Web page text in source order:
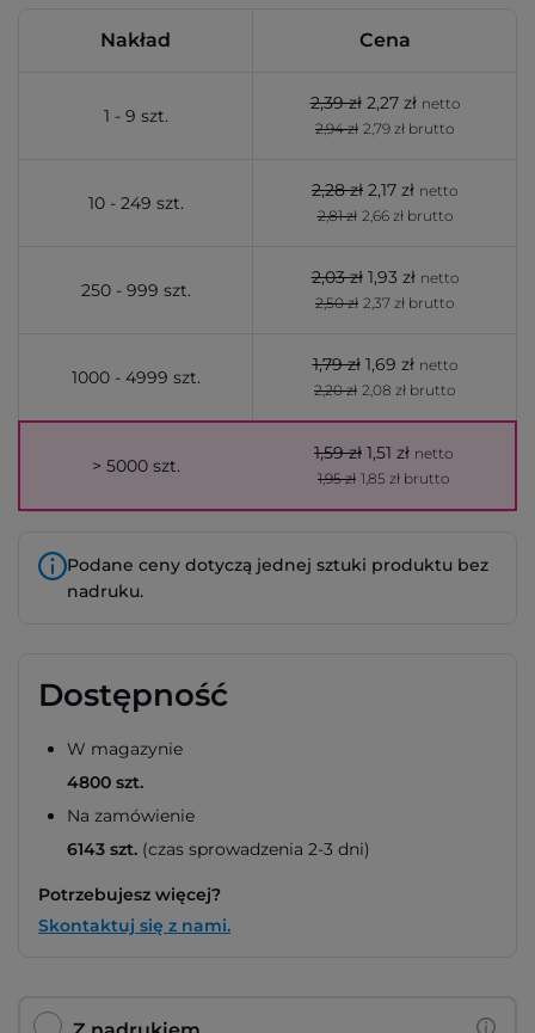
Nakład Cena
1 - 9 szt.
2,39 zł 2,27 zł netto
2,94 zł 2,79 zł brutto
10 - 249 szt.
2,28 zł 2,17 zł netto
2,81 zł 2,66 zł brutto
250 - 999 szt.
2,03 zł 1,93 zł netto
2,50 zł 2,37 zł brutto
1000 - 4999 szt.
1,79 zł 1,69 zł netto
2,20 zł 2,08 zł brutto
> 5000 szt.
1,59 zł 1,51 zł netto
1,95 zł 1,85 zł brutto
Podane ceny dotyczą jednej sztuki produktu bez
nadruku.
Dostępność
W magazynie
4800 szt.
Na zamówienie
6143 szt. (czas sprowadzenia 2-3 dni)
Potrzebujesz więcej?
Skontaktuj się z nami.